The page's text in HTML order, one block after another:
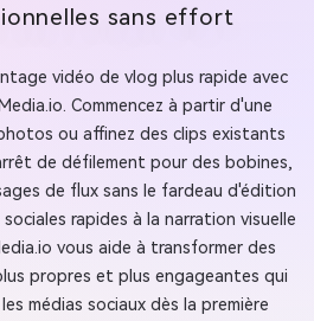
sans effort
vidéo de vlog plus rapide avec
Commencez à partir d'une
ou affinez des clips existants
de défilement pour des bobines,
de flux sans le fardeau d'édition
rapides à la narration visuelle
vous aide à transformer des
propres et plus engageantes qui
médias sociaux dès la première